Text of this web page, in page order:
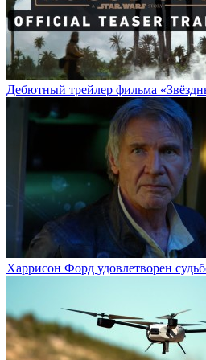
Дебютный трейлер фильма
Харрисон Форд удовлетворен